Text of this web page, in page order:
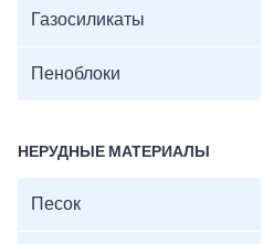
Газосиликаты
Пеноблоки
НЕРУДНЫЕ МАТЕРИАЛЫ
Песок